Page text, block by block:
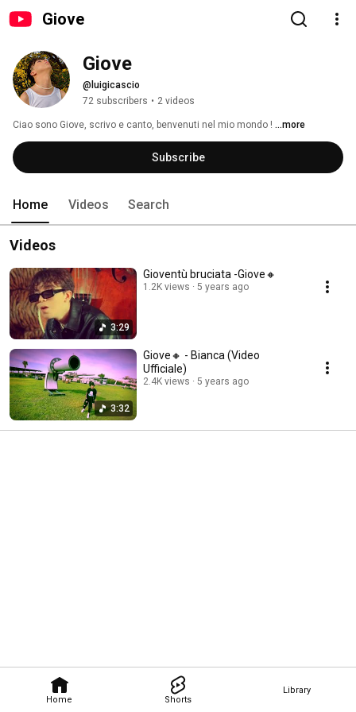
Giove
Home Shorts
Library
@luigicascio
72 subscribers • 2 videos
Ciao sono Giove, scrivo e canto, benvenuti nel mio mondo ! ...more
Subscribe
Home Videos Search
Videos
3:29
Gioventù bruciata -Giove🔸
1.2K views 5 years ago
3:32
Giove🔸 - Bianca (Video
Ufficiale)
2.4K views 5 years ago